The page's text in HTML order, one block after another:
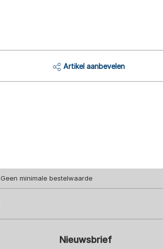
Artikel aanbevelen
Geen minimale bestelwaarde
Nieuwsbrief